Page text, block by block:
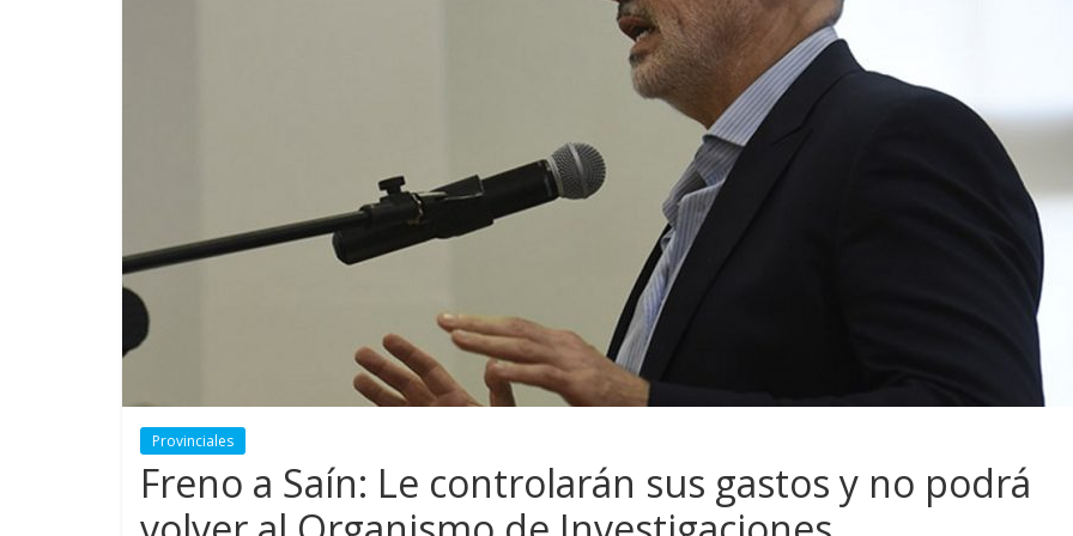
Provinciales
Freno a Saín: Le controlarán sus gastos y no podrá